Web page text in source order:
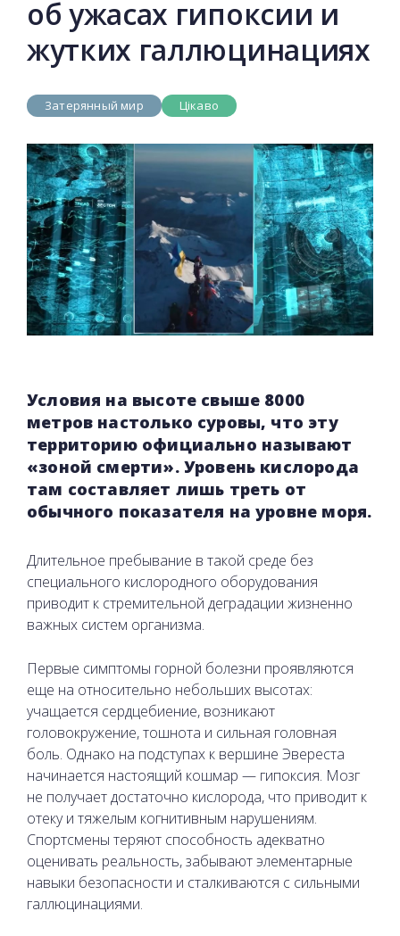
об ужасах гипоксии и
жутких галлюцинациях
Затерянный мир Цікаво
Условия на высоте свыше 8000
метров настолько суровы, что эту
территорию официально называют
«зоной смерти». Уровень кислорода
там составляет лишь треть от
обычного показателя на уровне моря.
Длительное пребывание в такой среде без
специального кислородного оборудования
приводит к стремительной деградации жизненно
важных систем организма.
Первые симптомы горной болезни проявляются
еще на относительно небольших высотах:
учащается сердцебиение, возникают
головокружение, тошнота и сильная головная
боль. Однако на подступах к вершине Эвереста
начинается настоящий кошмар — гипоксия. Мозг
не получает достаточно кислорода, что приводит к
отеку и тяжелым когнитивным нарушениям.
Спортсмены теряют способность адекватно
оценивать реальность, забывают элементарные
навыки безопасности и сталкиваются с сильными
галлюцинациями.